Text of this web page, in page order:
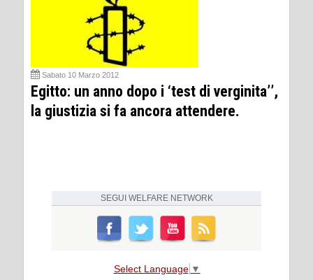
Sabato 10 Marzo 2012
Egitto: un anno dopo i ‘test di verginita’’,
la giustizia si fa ancora attendere.
SEGUI WELFARE NETWORK
Select Language ▼